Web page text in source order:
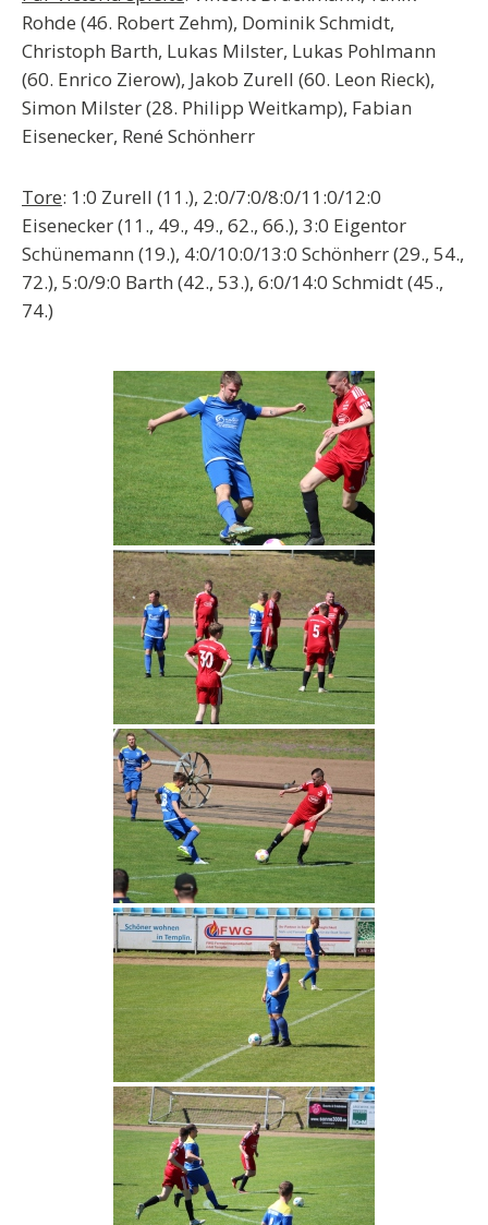
Rohde (46. Robert Zehm), Dominik Schmidt,
Christoph Barth, Lukas Milster, Lukas Pohlmann
(60. Enrico Zierow), Jakob Zurell (60. Leon Rieck),
Simon Milster (28. Philipp Weitkamp), Fabian
Eisenecker, René Schönherr
Tore: 1:0 Zurell (11.), 2:0/7:0/8:0/11:0/12:0
Eisenecker (11., 49., 49., 62., 66.), 3:0 Eigentor
Schünemann (19.), 4:0/10:0/13:0 Schönherr (29., 54.,
72.), 5:0/9:0 Barth (42., 53.), 6:0/14:0 Schmidt (45.,
74.)